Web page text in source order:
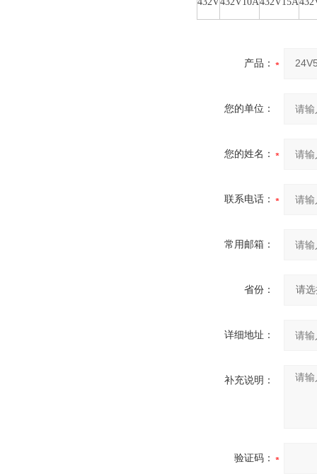
产品：
您的单位：
您的姓名：
联系电话：
常用邮箱：
省份：
详细地址：
补充说明：
验证码：